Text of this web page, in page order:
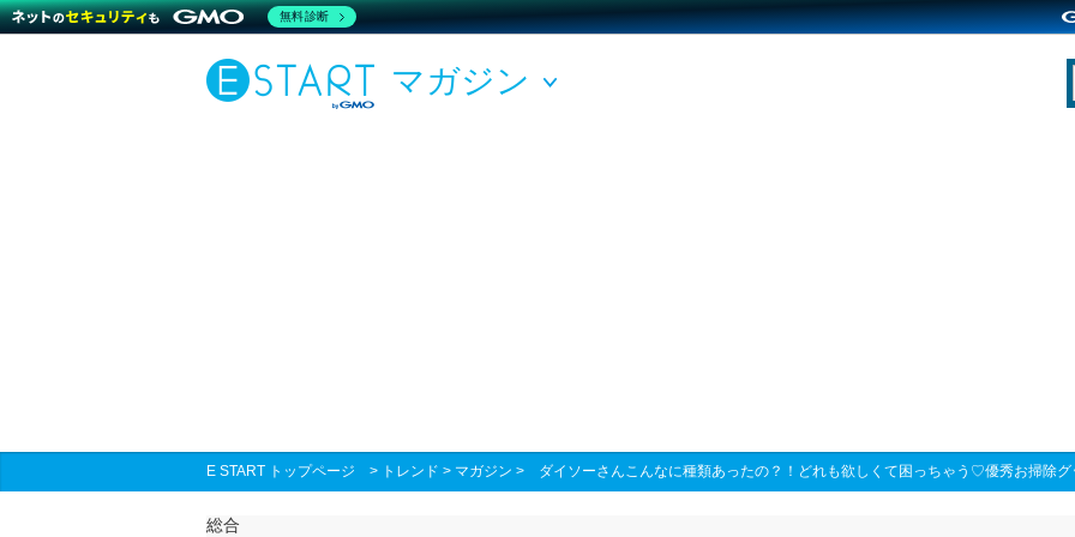
マガジン
E START トップページ > トレンド > マガジン > ダイソーさんこんなに種類あったの？！どれも欲しくて困っちゃう♡優秀お掃除グ
総合
無料診断